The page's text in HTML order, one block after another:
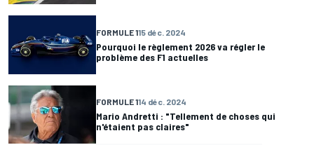
FORMULE 115 déc. 2024
Pourquoi le règlement 2026 va régler le
problème des F1 actuelles
FORMULE 114 déc. 2024
Mario Andretti : "Tellement de choses qui
n'étaient pas claires"